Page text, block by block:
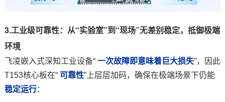
3.工业级可靠性：从“实验室”到“现场”无差别稳定，抵御极端
环境
飞凌嵌入式深知工业设备“ 一次故障即意味着巨大损失”，因此
T153核心板在“ 可靠性”上层层加码，确保在极端场景下仍能
稳定运行：